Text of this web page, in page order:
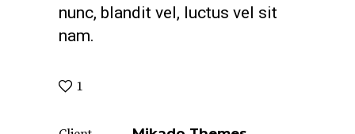
nunc, blandit vel, luctus vel sit
nam.
1